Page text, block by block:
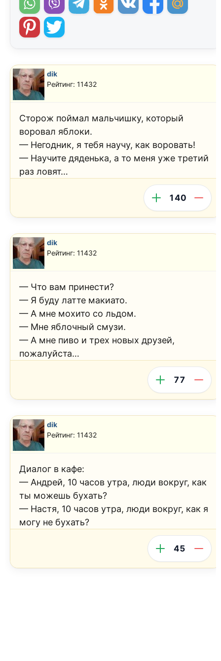
dik
Рейтинг: 11432
Сторож поймал мальчишку, который
воровал яблоки.
— Негодник, я тебя научу, как воровать!
— Научите дяденька, а то меня уже третий
раз ловят…
140
dik
Рейтинг: 11432
— Что вам принести?
— Я буду латте макиато.
— А мне мохито со льдом.
— Мне яблочный смузи.
— А мне пиво и трех новых друзей,
пожалуйста…
77
dik
Рейтинг: 11432
Диалог в кафе:
— Андрей, 10 часов утра, люди вокруг, как
ты можешь бухать?
— Настя, 10 часов утра, люди вокруг, как я
могу не бухать?
45